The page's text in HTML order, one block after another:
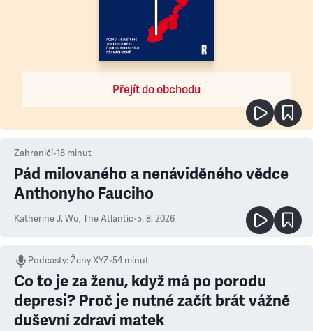
Přejít do obchodu
Zahraničí•18 minut
Pád milovaného a nenáviděného vědce
Anthonyho Fauciho
Katherine J. Wu, The Atlantic•5. 8. 2026
Podcasty:Ženy XYZ•54 minut
Co to je za ženu, když má po porodu
depresi? Proč je nutné začít brát vážně
duševní zdraví matek